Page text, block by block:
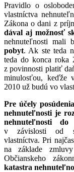
Pravidlo o
vlastníctva
Zákona o dani z
dával aj možnosť
nehnuteľnosti mali
pobyt. Ak ste teda
teda do konca roka
z povinnosti platiť
minulosťou, keďže
2010 už budú vo
Pre účely
nehnuteľnosti je
nehnuteľnosti do
v závislosti od
vlastníctva. Pri
na základe
Občianskeho
katastra